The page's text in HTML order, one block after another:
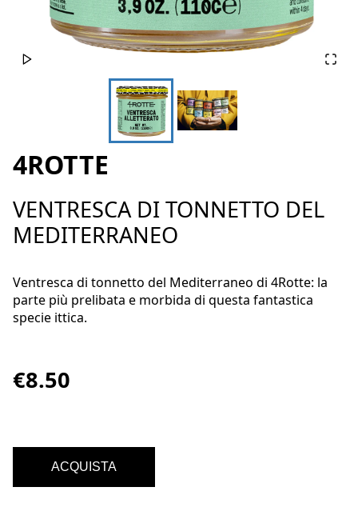
4ROTTE
VENTRESCA DI TONNETTO DEL
MEDITERRANEO
Ventresca di tonnetto del Mediterraneo di 4Rotte: la
parte più prelibata e morbida di questa fantastica
specie ittica.
€8.50
ACQUISTA